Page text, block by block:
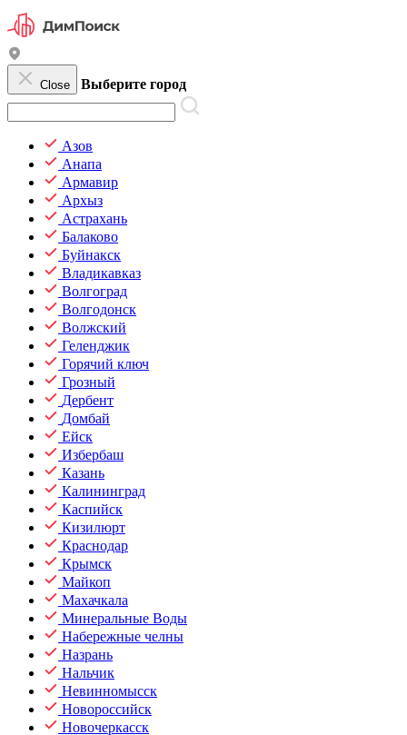
Close Выберите город
Азов
Анапа
Армавир
Архыз
Астрахань
Балаково
Буйнакск
Владикавказ
Волгоград
Волгодонск
Волжский
Геленджик
Горячий ключ
Грозный
Дербент
Домбай
Ейск
Избербаш
Казань
Калининград
Каспийск
Кизилюрт
Краснодар
Крымск
Майкоп
Махачкала
Минеральные Воды
Набережные челны
Назрань
Нальчик
Невинномысск
Новороссийск
Новочеркасск